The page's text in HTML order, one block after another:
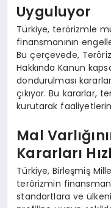
Uyguluyor
Türkiye, terörizmle
finansmanının
Bu çerçevede,
Hakkında Kanun
dondurulması
çıkıyor. Bu kararlar,
kurutarak
Mal
Kararları
Türkiye, Birleşmiş
terörizmin
standartlara ve